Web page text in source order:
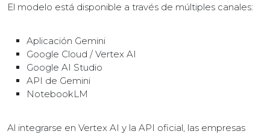
El modelo está disponible a través de múltiples canales:
Aplicación Gemini
Google Cloud / Vertex AI
Google AI Studio
API de Gemini
NotebookLM
Al integrarse en Vertex AI y la API oficial, las empresas